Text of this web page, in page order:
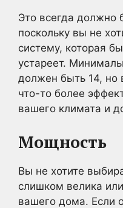
Это всегда должно
поскольку вы не
систему, которая
устареет.
должен быть 14, но
что-то более
вашего климата и
Мощность
Вы не хотите
слишком велика
вашего дома. Если